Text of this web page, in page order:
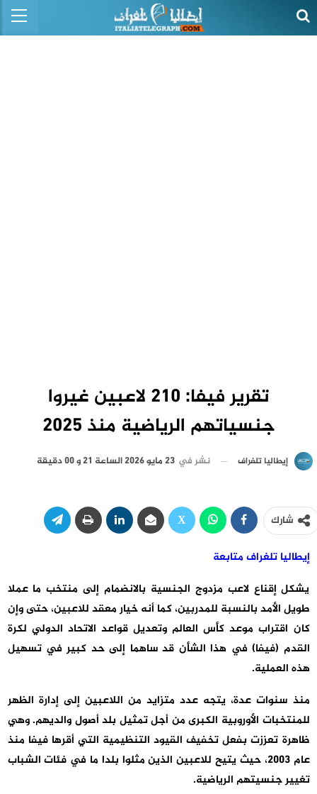
تقرير فيفا: 210 لاعبين غيروا
جنسياتهم الرياضية منذ 2025
إيطاليا تلغراف نشر في 23 مايو 2026 الساعة 21 و 00 دقيقة
شارك
إيطاليا تلغراف متابعة
يشكل إقناع لاعب مزدوج الجنسية بالانضمام إلى منتخب ما عملا
طويل الأمد بالنسبة للمدربين، كما أنه خيار معقد للاعبين، حتى وإن
كان اقتراب موعد كأس العالم وتعديل قواعد الاتحاد الدولي لكرة
القدم (فيفا) في هذا الشأن قد ساهما إلى حد كبير في تسهيل
هذه العملية.
منذ سنوات عدة، يتجه عدد متزايد من اللاعبين إلى إدارة الظهر
للمنتخبات الأوروبية الكبرى من أجل تمثيل بلد أصول والديهم. وهي
ظاهرة تعززت بفعل تخفيف القيود التنظيمية التي أقرها فيفا منذ
عام 2003، حيث يتيح للاعبين الذين مثلوا بلدا ما في فئات الشباب
تغيير جنسيتهم الرياضية.